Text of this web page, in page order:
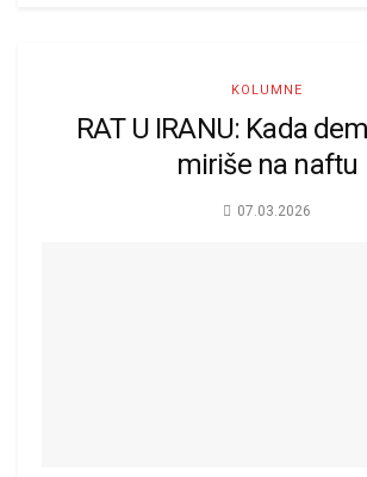
KOLUMNE
RAT U IRANU: Kada
miriše na naftu
07.03.2026